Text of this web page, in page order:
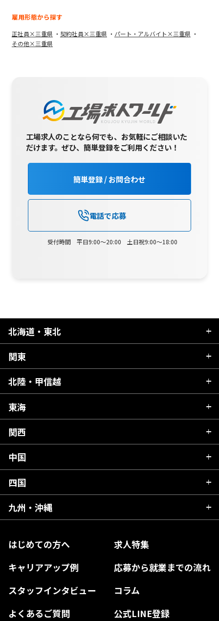
雇用形態から探す
正社員×三重県 契約社員×三重県
パート・アルバイト×三重県
その他×三重県
工場求人のことなら何でも、お気軽にご相談いた
だけます。ぜひ、簡単登録をご利用ください！
簡単登録 / お問合わせ
電話で応募
受付時間 平日9:00～20:00 土日祝9:00～18:00
はじめての方へ
求人特集
キャリアアップ例
応募から就業までの流れ
スタッフインタビュー
コラム
よくあるご質問
公式LINE登録
北海道・東北
北海道
青森県
秋田県
岩手県
宮城県
福島県
関東
茨城県
栃木県
群馬県
千葉県
東京都
神奈川県
北陸・甲信越
新潟県
富山県
石川県
山梨県
長野県
東海
岐阜県
静岡県
愛知県
関西
滋賀県
京都府
大阪府
奈良県
和歌山県
中国
広島県
岡山県
島根県
山口県
四国
愛媛県
徳島県
九州・沖縄